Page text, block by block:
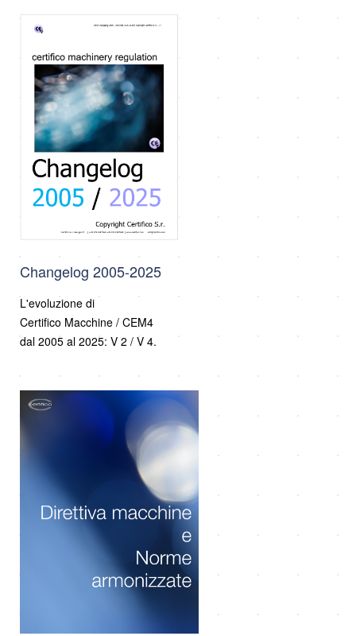
Changelog 2005-2025
L'evoluzione di
Certifico Macchine / CEM4
dal 2005 al 2025: V 2 / V 4.